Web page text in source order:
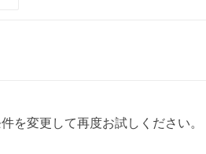
を変更して再度お試しください。